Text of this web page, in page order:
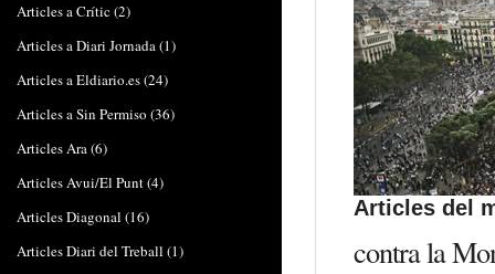
Articles del
contra la
Articles a Crític(2)
Articles a Diari Jornada(1)
Articles a Eldiario.es(24)
Articles a Sin Permiso (36)
Articles Ara(6)
Articles Avui/El Punt(4)
Articles Diagonal (16)
Articles Diari del Treball (1)